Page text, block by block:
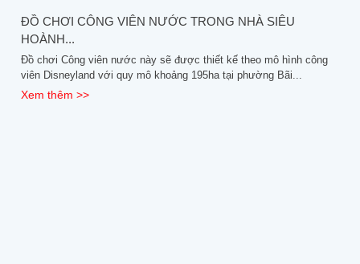
ĐỒ CHƠI CÔNG VIÊN NƯỚC TRONG NHÀ SIÊU
HOÀNH...
Đồ chơi Công viên nước này sẽ được thiết kế theo mô hình công
viên Disneyland với quy mô khoảng 195ha tại phường Bãi...
Xem thêm >>